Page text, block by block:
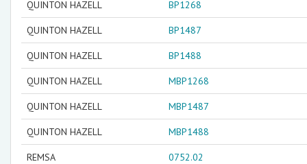
QUINTON HAZELL BP1268
QUINTON HAZELL BP1487
QUINTON HAZELL BP1488
QUINTON HAZELL MBP1268
QUINTON HAZELL MBP1487
QUINTON HAZELL MBP1488
REMSA 0752.02